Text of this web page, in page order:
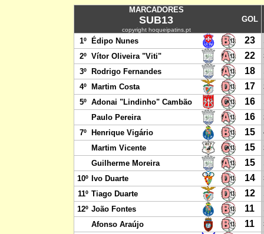
MARCADORES
SUB13
copyright hoqueipatins.pt
GOL
1º Édipo Nunes 23
2º Vítor Oliveira "Viti" 22
3º Rodrigo Fernandes 18
4º Martim Costa 17
5º Adonai "Lindinho" Cambão 16
Paulo Pereira 16
7º Henrique Vigário 15
Martim Vicente 15
Guilherme Moreira 15
10º Ivo Duarte 14
11º Tiago Duarte 12
12º João Fontes 11
Afonso Araújo 11